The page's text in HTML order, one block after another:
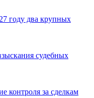
году два крупных
судебных
контроля за сделкам